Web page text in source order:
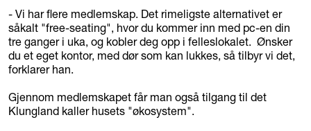
- Vi har flere medlemskap. Det rimeligste alternativet er
såkalt "free-seating", hvor du kommer inn med pc-en din
tre ganger i uka, og kobler deg opp i felleslokalet. Ønsker
du et eget kontor, med dør som kan lukkes, så tilbyr vi det,
forklarer han.
Gjennom medlemskapet får man også tilgang til det
Klungland kaller husets "økosystem".